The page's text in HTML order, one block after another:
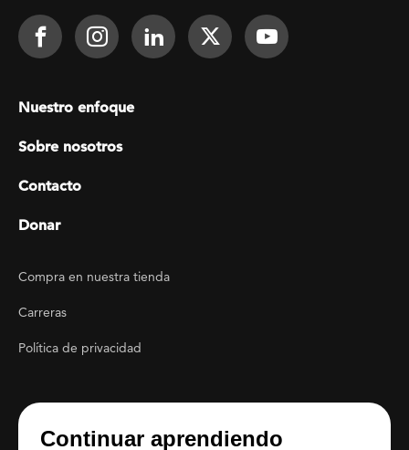
Footer Social
Face It TOGETHER on Facebook
Face It TOGETHER on
Face It TOGETHER on
Face ItFace It
Footer menu
Nuestro enfoque
Sobre nosotros
Contacto
Donar
Footer Utility
Compra en nuestra tienda
Carreras
Política de privacidad